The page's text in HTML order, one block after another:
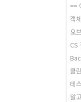
==
객
오
CS
클
테
알